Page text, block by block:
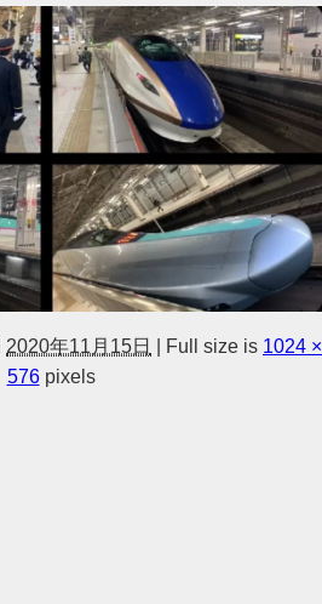
2020年11月15日 Full size is 1024 ×
576pixels